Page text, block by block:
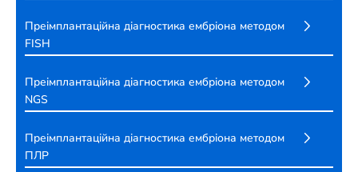
Преімплантаційна діагностика ембріона методом
FISH
Преімплантаційна діагностика ембріона методом
NGS
Преімплантаційна діагностика ембріона методом
ПЛР